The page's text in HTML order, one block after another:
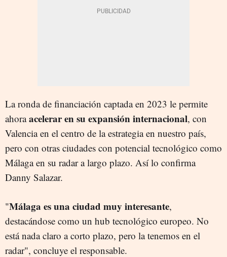
La ronda de financiación captada en 2023 le permite
ahoraacelerar en su expansión internacional, con
Valencia en el centro de la estrategia en nuestro país,
pero con otras ciudades con potencial tecnológico como
Málaga en su radar a largo plazo. Así lo confirma
Danny Salazar.
"Málaga es una ciudad muy interesante,
destacándose como un hub tecnológico europeo. No
está nada claro a corto plazo, pero la tenemos en el
radar", concluye el responsable.